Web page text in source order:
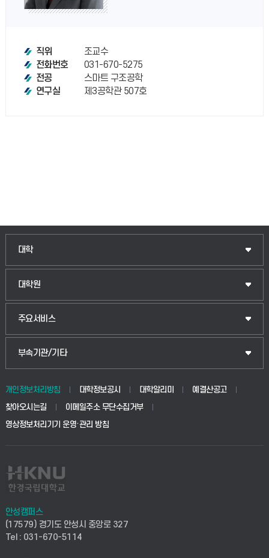
직위
조교수
전화번호
031-670-5275
전공
스마트 구조공학
연구실
제3공학관 507호
대학
인문융합공공인재학부
법경영학부
생명공학부
사회안전시스템공학부
컴퓨터응용수학부
대학원
일반대학원
산업대학원
공공정책대학원
교육대학원
주요서비스
입학안내
웹메일
학사시스템(전문학사 및 전공심화)
사이버캠퍼스(전문학사 및 전공심화)
시설바로처리서비스
연구실안전관리시스템
부속기관/기타
중앙도서관
학생생활관(안성)
산학협력단
취업지원센터
창업지원센터
개인정보처리방침 대학정보공시 대학알리미
예결산공고
찾아오시는길
이메일주소 무단수집거부
영상정보처리기기 운영·관리 방침
안성캠퍼스
(17579) 경기도 안성시 중앙로 327
Tel : 031-670-5114